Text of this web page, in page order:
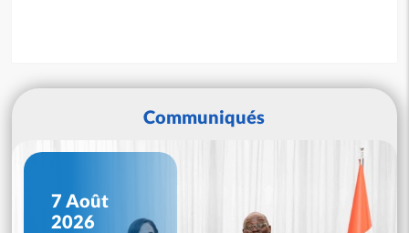
Communiqués
7 Août
2026